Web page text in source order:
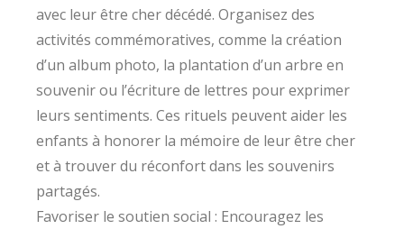
avec leur être cher décédé. Organisez des
activités commémoratives, comme la création
d’un album photo, la plantation d’un arbre en
souvenir ou l’écriture de lettres pour exprimer
leurs sentiments. Ces rituels peuvent aider les
enfants à honorer la mémoire de leur être cher
et à trouver du réconfort dans les souvenirs
partagés.
Favoriser le soutien social : Encouragez les